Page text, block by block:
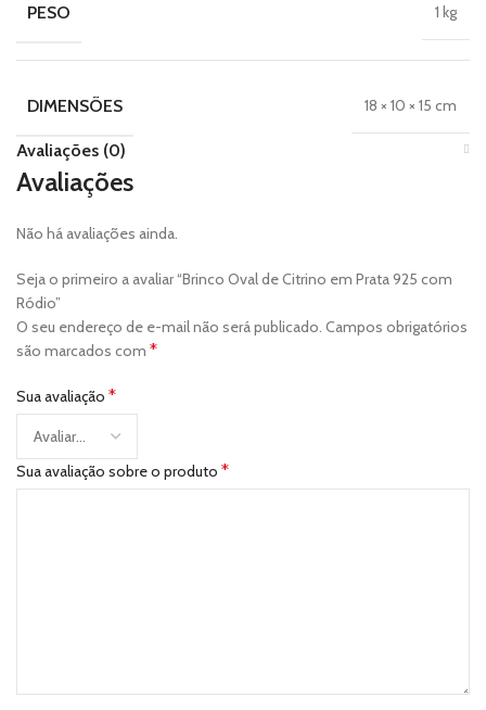
PESO 1 kg
DIMENSÕES 18 × 10 × 15 cm
Avaliações (0)
Avaliações
Não há avaliações ainda.
Seja o primeiro a avaliar “Brinco Oval de Citrino em Prata 925 com
Ródio”
O seu endereço de e-mail não será publicado. Campos obrigatórios
são marcados com *
Sua avaliação *
Sua avaliação sobre o produto *